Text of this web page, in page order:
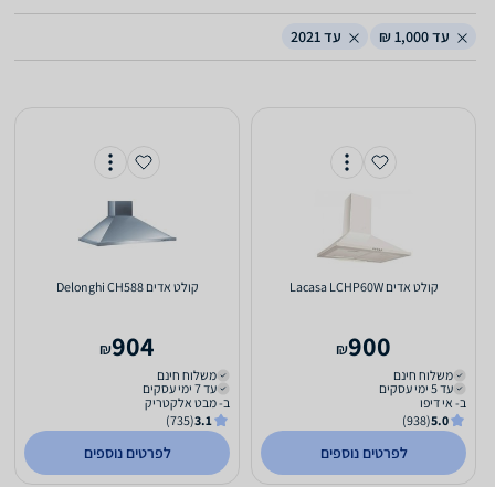
עד 1,000 ₪ עד 2021
קולט אדים Lacasa LCHP60W
900
₪
משלוח חינם
עד 5 ימי עסקים
ב- אי דיפו
5.0
(938)
לפרטים נוספים
קולט אדים Delonghi CH588
904
₪
משלוח חינם
עד 7 ימי עסקים
ב- מבט אלקטריק
3.1
(735)
לפרטים נוספים